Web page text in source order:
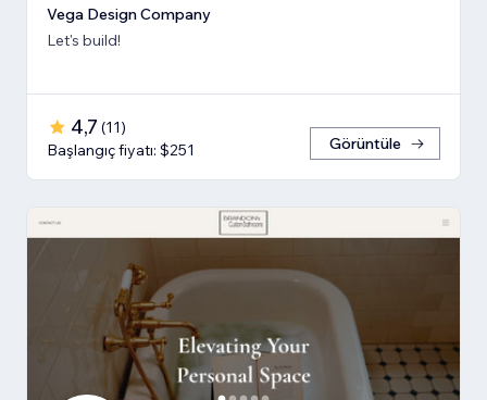
Vega Design Company
Let's build!
4,7 (11)
Başlangıç fiyatı: $251
Görüntüle